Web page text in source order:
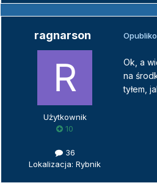
ragnarson
Użytkownik
10
36
Lokalizacja: Rybnik
Ok, a
na
tyłem,